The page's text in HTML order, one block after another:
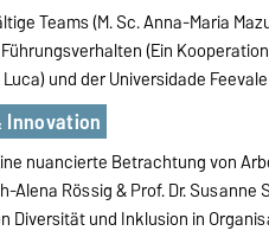
Teams (M. Sc. Anna-Maria
(Ein
und der Universidade
nuancierte Betrachtung von
Alena Rössig & Prof. Dr. Susanne
und Inklusion in